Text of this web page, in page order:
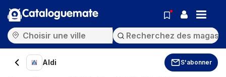
Cataloguemate
Aldi S'abonner